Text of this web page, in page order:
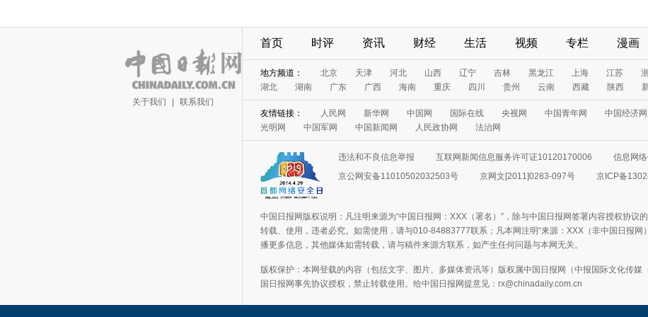
关于我们 | 联系我们
首页 时评 资讯 财经 生活 视频 专栏 漫画
地方频道： 北京 天津 河北 山西 辽宁 吉林 黑龙江 上海 江苏
湖北
湖南 广东 广西 海南 重庆 四川 贵州 云南 西藏 陕西
友情链接： 人民网 新华网 中国网 国际在线 央视网 中国青年网 中国经济网
光明网
中国军网 中国新闻网 人民政协网 法治网
违法和不良信息举报 互联网新闻信息服务许可证10120170006
信息网
京公网安备11010502032503号
京网文[2011]0283-097号 京ICP备
中国日报网版权说明：凡注明来源为“中国日报网：XXX（署名）”，除与中国日报网签署内容授权协议
转载、使用，违者必究。如需使用，请与010-84883777联系；凡本网注明“来源：XXX（非中国日报网
播更多信息，其他媒体如需转载，请与稿件来源方联系，如产生任何问题与本网无关。
版权保护：本网登载的内容（包括文字、图片、多媒体资讯等）版权属中国日报网（中报国际文化传媒
国日报网事先协议授权，禁止转载使用。给中国日报网提意见：rx@chinadaily.com.cn